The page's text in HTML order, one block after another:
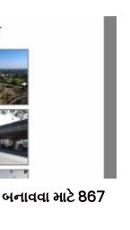
માટે 867